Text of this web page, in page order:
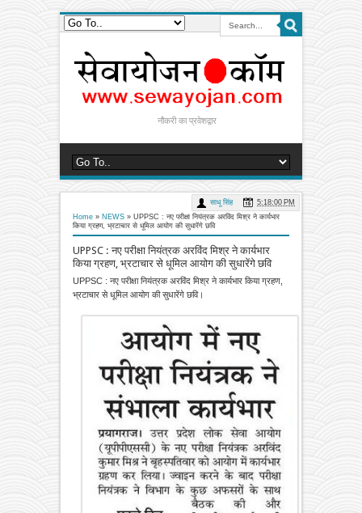
नौकरी का प्रवेशद्वार
Home » NEWS » UPPSC : नए परीक्षा नियंत्रक अरविंद मिश्र ने कार्यभार
किया ग्रहण, भ्रटाचार से धूमिल आयोग की सुधारेंगे छवि
UPPSC : नए परीक्षा नियंत्रक अरविंद मिश्र ने कार्यभार
किया ग्रहण, भ्रटाचार से धूमिल आयोग की सुधारेंगे छवि
साधू सिंह 5:18:00 PM
UPPSC : नए परीक्षा नियंत्रक अरविंद मिश्र ने कार्यभार किया ग्रहण,
भ्रटाचार से धूमिल आयोग की सुधारेंगे छवि।